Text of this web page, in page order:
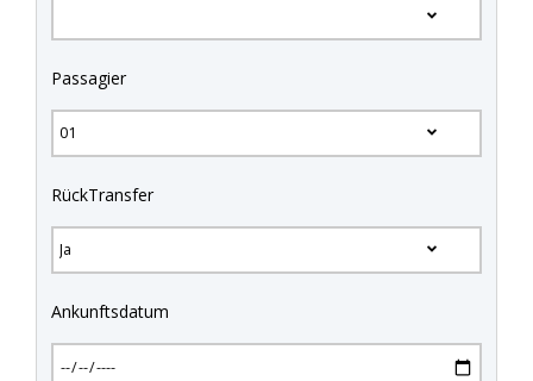
Passagier
RückTransfer
Ankunftsdatum